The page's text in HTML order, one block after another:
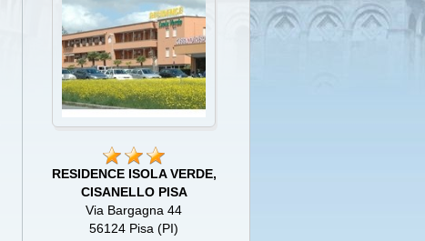
RESIDENCE ISOLA VERDE,
CISANELLO PISA
Via Bargagna 44
56124 Pisa (PI)